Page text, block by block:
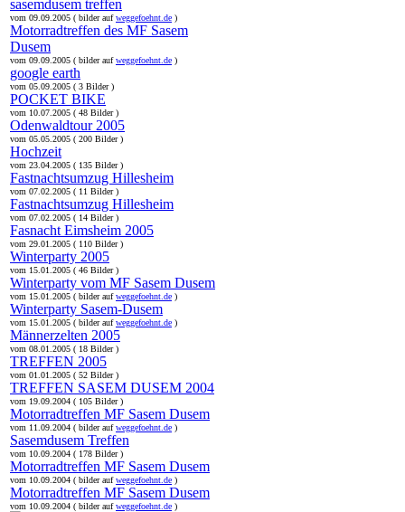
sasemdusem treffen
vom 09.09.2005 ( bilder aufweggefoehnt.de )
Motorradtreffen des MF Sasem
Dusem
vom 09.09.2005 ( bilder aufweggefoehnt.de )
google earth
vom 05.09.2005 ( 3 Bilder )
POCKET BIKE
vom 10.07.2005 ( 48 Bilder )
Odenwaldtour 2005
vom 05.05.2005 ( 200 Bilder )
Hochzeit
vom 23.04.2005 ( 135 Bilder )
Fastnachtsumzug Hillesheim
vom 07.02.2005 ( 11 Bilder )
Fastnachtsumzug Hillesheim
vom 07.02.2005 ( 14 Bilder )
Fasnacht Eimsheim 2005
vom 29.01.2005 ( 110 Bilder )
Winterparty 2005
vom 15.01.2005 ( 46 Bilder )
Winterparty vom MF Sasem Dusem
vom 15.01.2005 ( bilder aufweggefoehnt.de )
Winterparty Sasem-Dusem
vom 15.01.2005 ( bilder aufweggefoehnt.de )
Männerzelten 2005
vom 08.01.2005 ( 18 Bilder )
TREFFEN 2005
vom 01.01.2005 ( 52 Bilder )
TREFFEN SASEM DUSEM 2004
vom 19.09.2004 ( 105 Bilder )
Motorradtreffen MF Sasem Dusem
vom 11.09.2004 ( bilder aufweggefoehnt.de )
Sasemdusem Treffen
vom 10.09.2004 ( 178 Bilder )
Motorradtreffen MF Sasem Dusem
vom 10.09.2004 ( bilder aufweggefoehnt.de )
Motorradtreffen MF Sasem Dusem
vom 10.09.2004 ( bilder aufweggefoehnt.de )